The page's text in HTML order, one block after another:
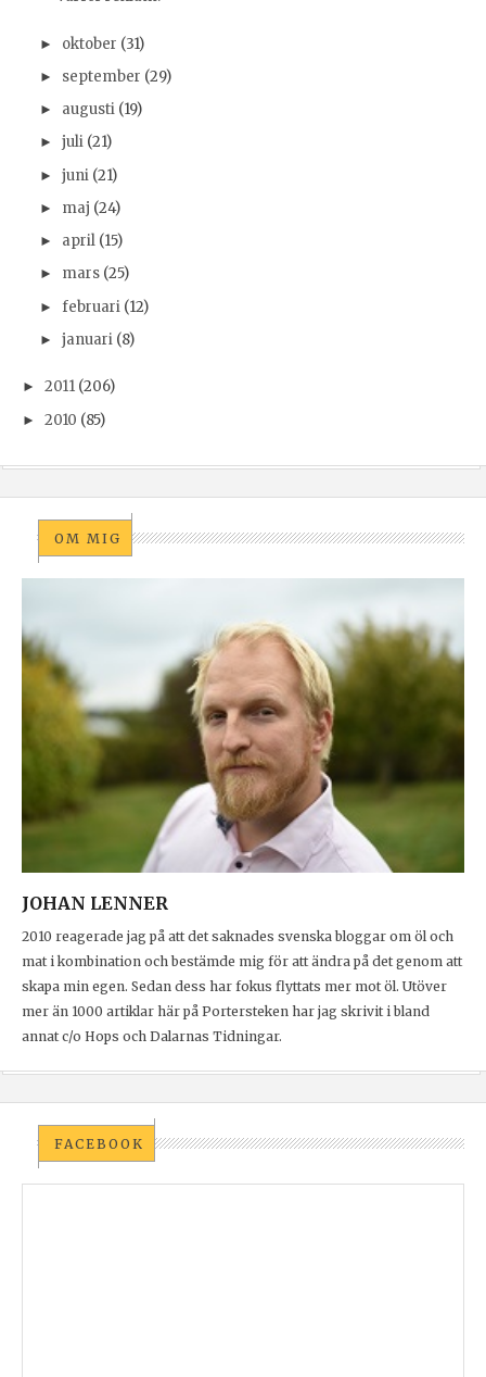
► oktober (31)
► september (29)
► augusti (19)
► juli (21)
► juni (21)
► maj (24)
► april (15)
► mars (25)
► februari (12)
► januari (8)
► 2011 (206)
► 2010 (85)
OM MIG
JOHAN LENNER
2010 reagerade jag på att det saknades svenska bloggar om öl och
mat i kombination och bestämde mig för att ändra på det genom att
skapa min egen. Sedan dess har fokus flyttats mer mot öl. Utöver
mer än 1000 artiklar här på Portersteken har jag skrivit i bland
annat c/o Hops och Dalarnas Tidningar.
FACEBOOK